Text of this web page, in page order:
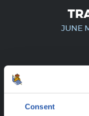
Consent
JUNE
¡SOLO